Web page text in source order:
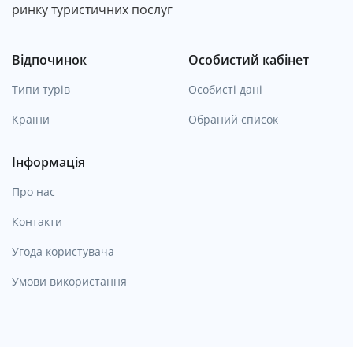
ринку туристичних послуг
Відпочинок
Типи турів
Країни
Особистий кабінет
Особисті дані
Обраний список
Інформація
Про нас
Контакти
Угода користувача
Умови використання